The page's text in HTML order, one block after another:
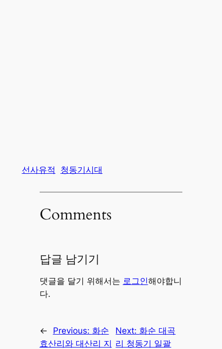
선사유적 청동기시대
Comments
답글 남기기
댓글을 달기 위해서는 로그인해야합니
다.
← Previous: 화순
효산리와 대산리 지
Next: 화순 대곡
리 청동기 일괄